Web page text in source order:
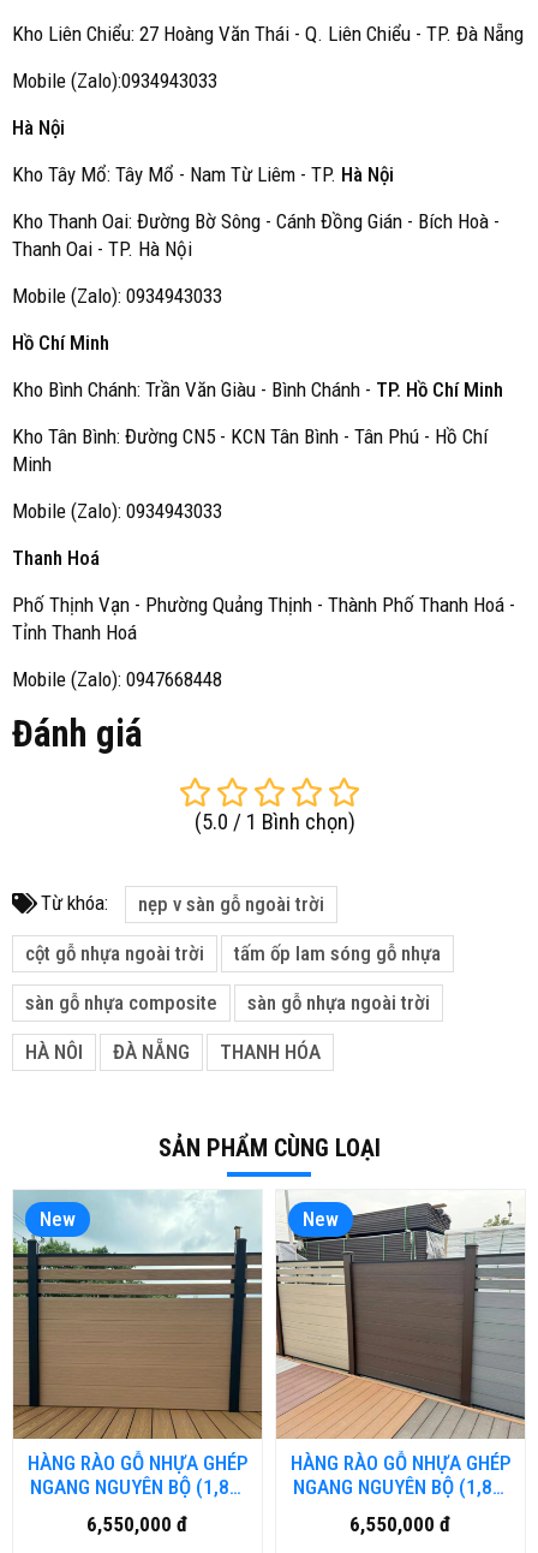
Kho Liên Chiểu: 27 Hoàng Văn Thái - Q. Liên Chiểu - TP. Đà Nẵng
Mobile (Zalo):0934943033
Hà Nội
Kho Tây Mổ: Tây Mổ - Nam Từ Liêm - TP. Hà Nội
Kho Thanh Oai: Đường Bờ Sông - Cánh Đồng Gián - Bích Hoà -
Thanh Oai - TP. Hà Nội
Mobile (Zalo): 0934943033
Hồ Chí Minh
Kho Bình Chánh: Trần Văn Giàu - Bình Chánh - TP. Hồ Chí Minh
Kho Tân Bình: Đường CN5 - KCN Tân Bình - Tân Phú - Hồ Chí
Minh
Mobile (Zalo): 0934943033
Thanh Hoá
Phố Thịnh Vạn - Phường Quảng Thịnh - Thành Phố Thanh Hoá -
Tỉnh Thanh Hoá
Mobile (Zalo): 0947668448
Đánh giá
(5.0 / 1 Bình chọn)
Từ khóa: nẹp v sàn gỗ ngoài trời
cột gỗ nhựa ngoài trời tấm ốp lam sóng gỗ nhựa
sàn gỗ nhựa composite sàn gỗ nhựa ngoài trời
HÀ NÔI ĐÀ NẴNG THANH HÓA
SẢN PHẨM CÙNG LOẠI
New
HÀNG RÀO GỖ NHỰA GHÉP
NGANG NGUYÊN BỘ (1,8m
x1,8m) MÀU TEAK
6,550,000 đ
New
HÀNG RÀO GỖ NHỰA GHÉP
NGANG NGUYÊN BỘ (1,8m
x1,8m)
6,550,000 đ